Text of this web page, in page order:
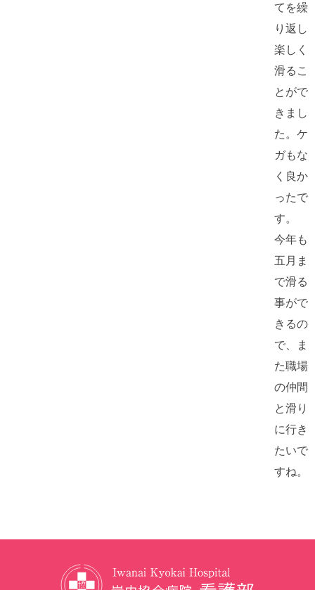
てを繰
り返し
楽しく
滑るこ
とがで
きまし
た。ケ
ガもな
く良か
ったで
す。
今年も
五月ま
で滑る
事がで
きるの
で、ま
た職場
の仲間
と滑り
に行き
たいで
すね。